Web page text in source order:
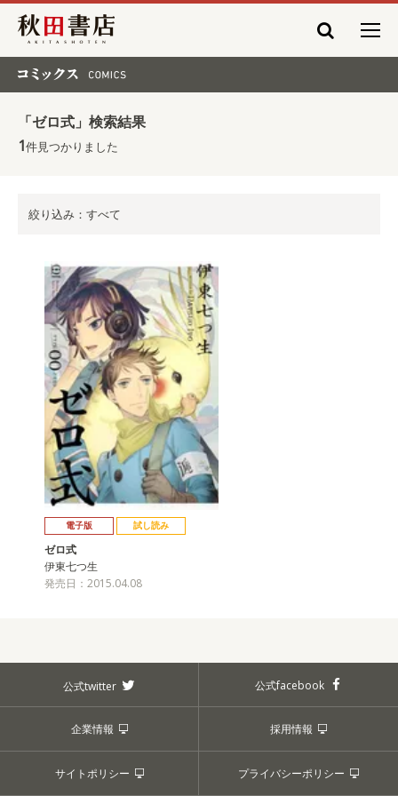
秋田書店
「ゼロ式」検索結果
1件見つかりました
絞り込み：すべて
電子版 試し読み
ゼロ式
伊東七つ生
発売日：2015.04.08
公式twitter 公式facebook
企業情報 採用情報
サイトポリシー プライバシーポリシー